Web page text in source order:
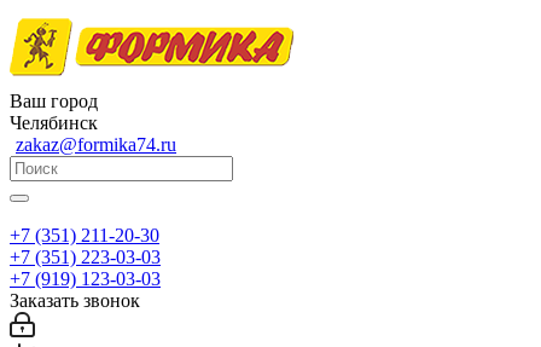
Ваш город
Челябинск
zakaz@formika74.ru
+7 (351) 211-20-30
+7 (351) 223-03-03
+7 (919) 123-03-03
Заказать звонок